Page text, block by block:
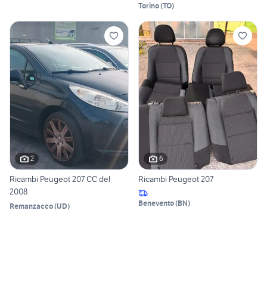
Torino(TO)
2
Ricambi Peugeot 207 CC del
2008
Remanzacco(UD)
6
Ricambi Peugeot 207
Benevento(BN)